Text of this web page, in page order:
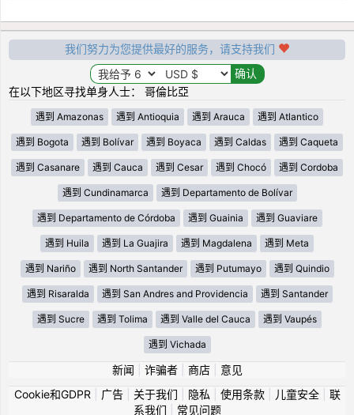
我们努力为您提供最好的服务，请支持我们
在以下地区寻找单身人士： 哥倫比亞
遇到 Amazonas 遇到 Antioquia 遇到 Arauca 遇到 Atlantico
遇到 Bogota 遇到 Bolívar 遇到 Boyaca 遇到 Caldas 遇到 Caqueta
遇到 Casanare 遇到 Cauca 遇到 Cesar 遇到 Chocó 遇到 Cordoba
遇到 Cundinamarca 遇到 Departamento de Bolívar
遇到 Departamento de Córdoba 遇到 Guainia 遇到 Guaviare
遇到 Huila 遇到 La Guajira 遇到 Magdalena 遇到 Meta
遇到 Nariño 遇到 North Santander 遇到 Putumayo 遇到 Quindio
遇到 Risaralda 遇到 San Andres and Providencia 遇到 Santander
遇到 Sucre 遇到 Tolima 遇到 Valle del Cauca 遇到 Vaupés
遇到 Vichada
新闻 诈骗者| 商店| 意见
Cookie和GDPR
广告| 关于我们 隐私 使用条款| 儿童安全| 联
系我们
常见问题